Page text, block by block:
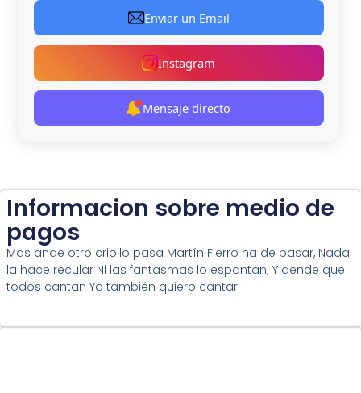
Enviar un Email
Instagram
Mensaje directo
Informacion sobre medio de
pagos
Mas ande otro criollo pasa Martín Fierro ha de pasar, Nada
la hace recular Ni las fantasmas lo espantan; Y dende que
todos cantan Yo también quiero cantar.